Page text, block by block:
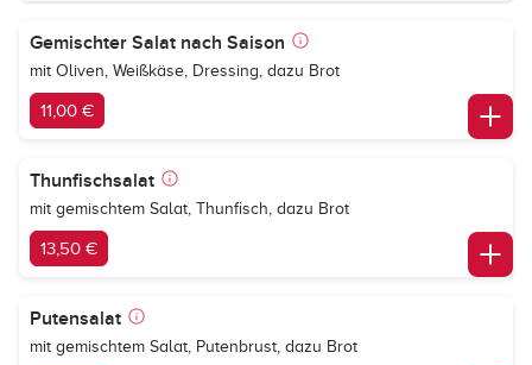
Gemischter Salat nach Saison
mit Oliven, Weißkäse, Dressing, dazu Brot
11,00 €
Thunfischsalat
mit gemischtem Salat, Thunfisch, dazu Brot
13,50 €
Putensalat
mit gemischtem Salat, Putenbrust, dazu Brot